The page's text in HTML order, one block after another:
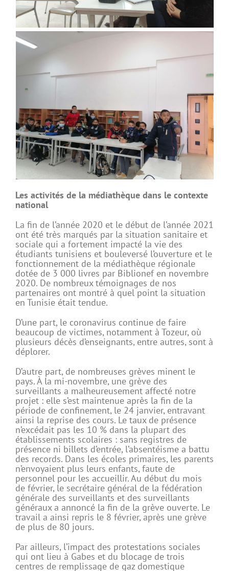
Les activités de la médiathèque dans le contexte
national
La fin de l’année 2020 et le début de l’année 2021
ont été très marqués par la situation sanitaire et
sociale qui a fortement impacté la vie des
étudiants tunisiens et bouleversé l’ouverture et le
fonctionnement de la médiathèque régionale
dotée de 3 000 livres par Biblionef en novembre
2020. De nombreux témoignages de nos
partenaires ont montré à quel point la situation
en Tunisie était tendue.
D’une part, le coronavirus continue de faire
beaucoup de victimes, notamment à Tozeur, où
plusieurs décès d’enseignants, entre autres, sont à
déplorer.
D’autre part, de nombreuses grèves minent le
pays. À la mi-novembre, une grève des
surveillants a malheureusement affecté notre
projet : elle s’est maintenue après la fin de la
période de confinement, le 24 janvier, entravant
ainsi la reprise des cours. Le taux de présence
n’excédait pas les 10 % dans la plupart des
établissements scolaires : sans registres de
présence ni billets d’entrée, l’absentéisme a battu
des records. Dans les écoles primaires, les parents
n’envoyaient plus leurs enfants, faute de
personnel pour les accueillir. Au début du mois
de février, le secrétaire général de la fédération
générale des surveillants et des surveillants
généraux a annoncé la fin de la grève ouverte. Le
travail a ainsi repris le 8 février, après une grève
de plus de 80 jours.
Par ailleurs, l’impact des protestations sociales
qui ont lieu à Gabes et du blocage de trois
centres de remplissage de gaz domestique